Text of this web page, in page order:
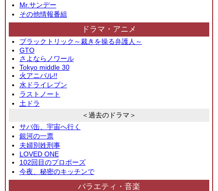
Mr.サンデー
その他情報番組
ドラマ・アニメ
ブラックトリック～裁きを操る弁護人～
GTO
さよならノワール
Tokyo middle 30
火アニバル!!
水ドライレブン
ラストノート
土ドラ
＜過去のドラマ＞
サバ缶、宇宙へ行く
銀河の一票
夫婦別姓刑事
LOVED ONE
102回目のプロポーズ
今夜、秘密のキッチンで
バラエティ・音楽